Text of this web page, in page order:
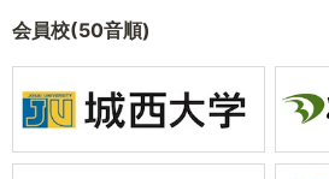
会員校(50音順)